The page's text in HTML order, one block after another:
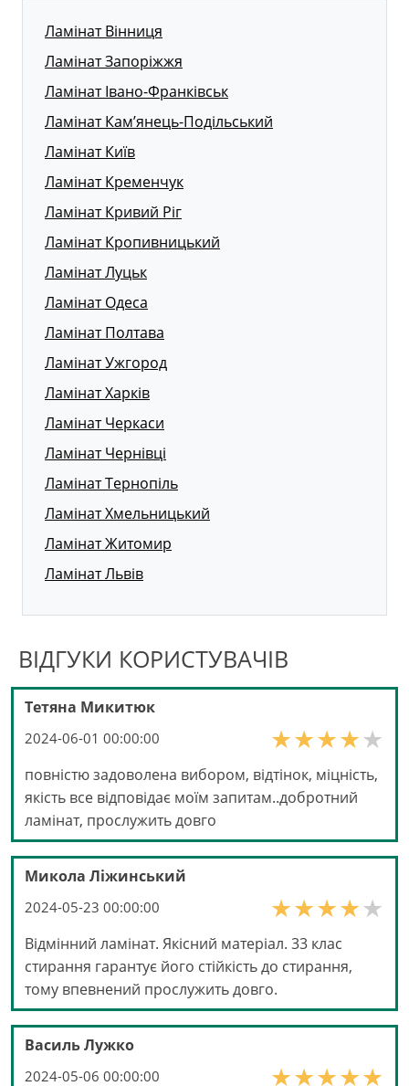
Ламінат Вінниця
Ламінат Запоріжжя
Ламінат Івано-Франківськ
Ламінат Кам’янець-Подільський
Ламінат Київ
Ламінат Кременчук
Ламінат Кривий Ріг
Ламінат Кропивницький
Ламінат Луцьк
Ламінат Одеса
Ламінат Полтава
Ламінат Ужгород
Ламінат Харків
Ламінат Черкаси
Ламінат Чернівці
Ламінат Тернопіль
Ламінат Хмельницький
Ламінат Житомир
Ламінат Львів
ВІДГУКИ КОРИСТУВАЧІВ
Тетяна Микитюк
2024-06-01 00:00:00
повністю задоволена вибором, відтінок, міцність,
якість все відповідає моїм запитам..добротний
ламінат, прослужить довго
Микола Ліжинський
2024-05-23 00:00:00
Відмінний ламінат. Якісний матеріал. 33 клас
стирання гарантує його стійкість до стирання,
тому впевнений прослужить довго.
Василь Лужко
2024-05-06 00:00:00